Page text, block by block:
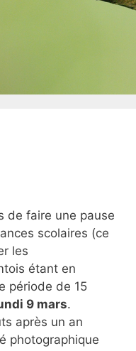
de faire une pause
scolaires (ce
les
étant en
période de 15
9 mars.
après un an
photographique